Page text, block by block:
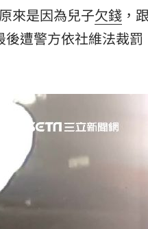
來是因為兒子欠錢 ，
後遭警方依社維法裁罰